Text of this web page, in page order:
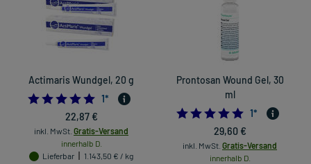
Actimaris Wundgel, 20 g
5.0
1*
22,87 €
inkl. MwSt. Gratis-Versand
innerhalb D.
Lieferbar
1.143,50 € / kg
Prontosan Wound Gel, 30
ml
5.0
1*
29,60 €
inkl. MwSt. Gratis-Versand
innerhalb D.